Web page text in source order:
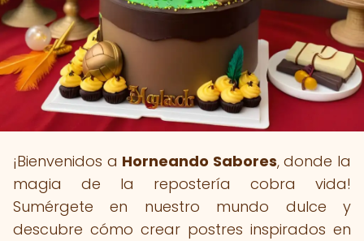
¡Bienvenidos a Horneando Sabores, donde la
magia de la repostería cobra vida!
Sumérgete en nuestro mundo dulce y
descubre cómo crear postres inspirados en